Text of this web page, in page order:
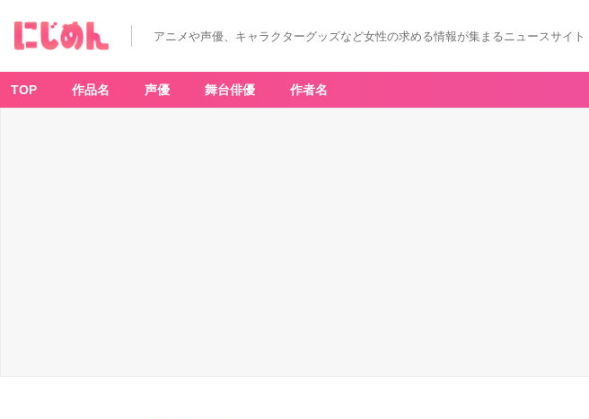
アニメや声優、キャラクターグッズなど女性の求める情報が集まるニュースサイト
TOP 作品名 声優 舞台俳優 作者名